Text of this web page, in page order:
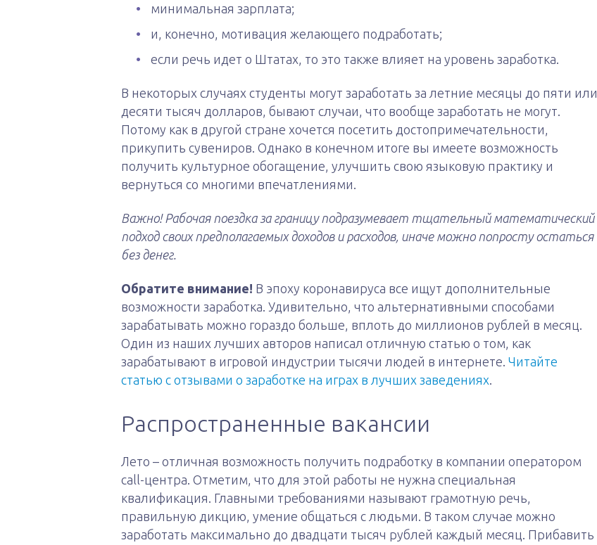
минимальная зарплата;
и, конечно, мотивация желающего подработать;
если речь идет о Штатах, то это также влияет на уровень заработка.
В некоторых случаях студенты могут заработать за летние месяцы до пяти или
десяти тысяч долларов, бывают случаи, что вообще заработать не могут.
Потому как в другой стране хочется посетить достопримечательности,
прикупить сувениров. Однако в конечном итоге вы имеете возможность
получить культурное обогащение, улучшить свою языковую практику и
вернуться со многими впечатлениями.
Важно! Рабочая поездка за границу подразумевает тщательный математический
подход своих предполагаемых доходов и расходов, иначе можно попросту остаться
без денег.
Обратите внимание! В эпоху коронавируса все ищут дополнительные
возможности заработка. Удивительно, что альтернативными способами
зарабатывать можно гораздо больше, вплоть до миллионов рублей в месяц.
Один из наших лучших авторов написал отличную статью о том, как
зарабатывают в игровой индустрии тысячи людей в интернете. Читайте
статью с отзывами о заработке на играх в лучших заведениях.
Распространенные вакансии
Лето – отличная возможность получить подработку в компании оператором
call-центра. Отметим, что для этой работы не нужна специальная
квалификация. Главными требованиями называют грамотную речь,
правильную дикцию, умение общаться с людьми. В таком случае можно
заработать максимально до двадцати тысяч рублей каждый месяц. Прибавить